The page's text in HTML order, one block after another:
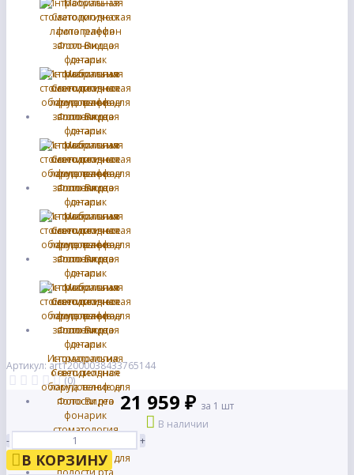
Артикул: art12000038433765144
(0)
21 959 ₽ за 1 шт
В наличии
-
+
В КОРЗИНУ